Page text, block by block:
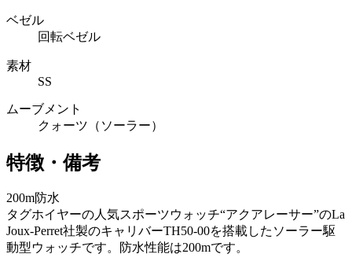
ベゼル
回転ベゼル
素材
SS
ムーブメント
クォーツ（ソーラー）
特徴・備考
200m防水
タグホイヤーの人気スポーツウォッチ“アクアレーサー”のLa
Joux-Perret社製のキャリバーTH50-00を搭載したソーラー駆
動型ウォッチです。防水性能は200mです。